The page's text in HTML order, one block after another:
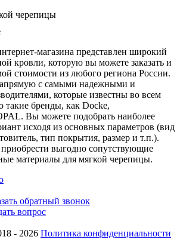
магазина представлен широкий
кровли, которую вы можете заказать и
стоимости из любого региона России.
с самыми надежными и
которые известны во всем
такие бренды, как Docke,
Вы можете подобрать наиболее
исходя из основных параметров (вид
тип покрытия, размер и т.п.).
выгодно сопутствующие
материалы для мягкой черепицы.
обратный звонок
вопрос
- 2026 Политика конфиденциальности